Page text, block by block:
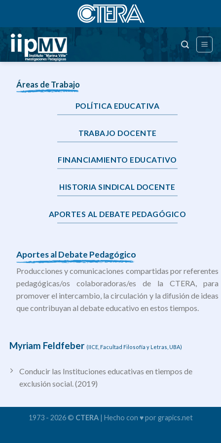
contenido
Áreas de Trabajo
POLÍTICA EDUCATIVA
TRABAJO DOCENTE
FINANCIAMIENTO EDUCATIVO
HISTORIA SINDICAL DOCENTE
APORTES AL DEBATE PEDAGÓGICO
Aportes al Debate Pedagógico
Producciones y comunicaciones compartidas por referentes
pedagógicas/os colaboradoras/es de la CTERA, para
promover el intercambio, la circulación y la difusión de ideas
que contribuyan al debate educativo en estos tiempos.
Myriam Feldfeber (IICE, Facultad Filosofía y Letras, UBA)
Conducir las Instituciones educativas en tiempos de
exclusión social. (2019)
1973 - 2026 © CTERA| Hecho con ♥ por grapics.net